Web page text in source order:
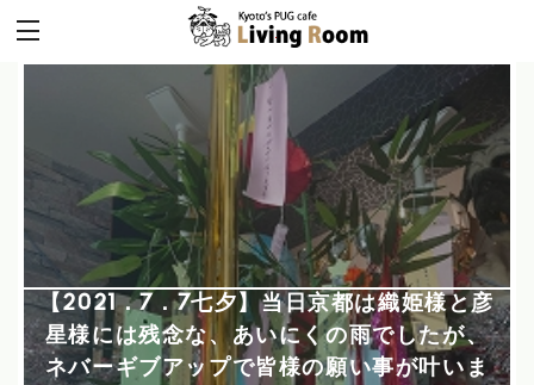
【2021．7．7七夕】当日京都は織姫様と彦
星様には残念な、あいにくの雨でしたが、
ネバーギブアップで皆様の願い事が叶いま